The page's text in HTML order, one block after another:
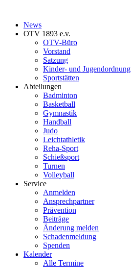
News
OTV 1893 e.v.
OTV-Büro
Vorstand
Satzung
Kinder- und Jugendordnung
Sportstätten
Abteilungen
Badminton
Basketball
Gymnastik
Handball
Judo
Leichtathletik
Reha-Sport
Schießsport
Turnen
Volleyball
Service
Anmelden
Ansprechpartner
Prävention
Beiträge
Änderung melden
Schadenmeldung
Spenden
Kalender
Alle Termine